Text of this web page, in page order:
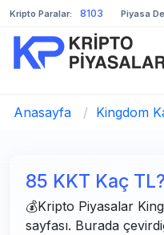
Kripto Paralar: 8103 Piyasa
Anasayfa / Kingdom
85 KKT Kaç TL?
💰Kripto Piyasalar
sayfası. Burada